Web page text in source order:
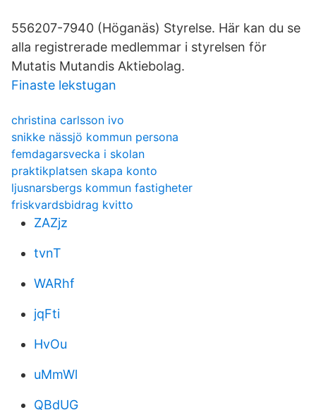
556207-7940 (Höganäs) Styrelse. Här kan du se
alla registrerade medlemmar i styrelsen för
Mutatis Mutandis Aktiebolag.
Finaste lekstugan
christina carlsson ivo
snikke nässjö kommun persona
femdagarsvecka i skolan
praktikplatsen skapa konto
ljusnarsbergs kommun fastigheter
friskvardsbidrag kvitto
ZAZjz
tvnT
WARhf
jqFti
HvOu
uMmWl
QBdUG